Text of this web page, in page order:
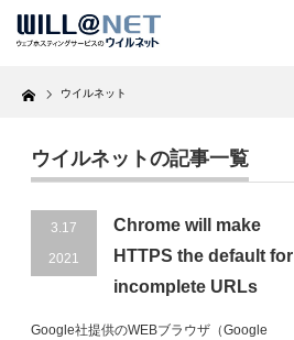
Home ウイルネット
ウイルネットの記事一覧
3.17
2021
Chrome will make
HTTPS the default for
incomplete URLs
Google社提供のWEBブラウザ（Google